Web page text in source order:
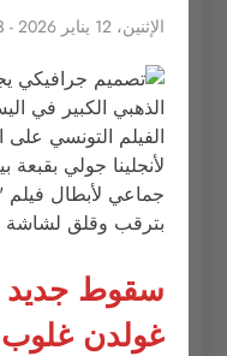
الإثنين، 12 يناير 2026 - 6:48:23 ص
سقوط جديد